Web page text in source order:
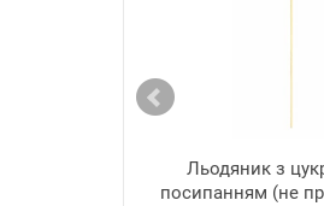
Льодяник з
посипанням (не